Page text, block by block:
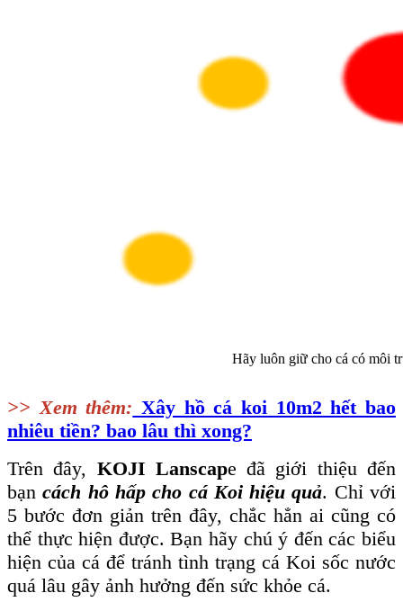
Hãy luôn giữ cho cá có môi
>> Xem thêm: Xây hồ cá koi 10m2 hết bao
nhiêu tiền? bao lâu thì xong?
Trên đây, KOJI Lanscape đã giới thiệu đến
bạn cách hô hấp cho cá Koi hiệu quả. Chỉ với
5 bước đơn giản trên đây, chắc hẳn ai cũng có
thể thực hiện được. Bạn hãy chú ý đến các biểu
hiện của cá để tránh tình trạng cá Koi sốc nước
quá lâu gây ảnh hưởng đến sức khỏe cá.